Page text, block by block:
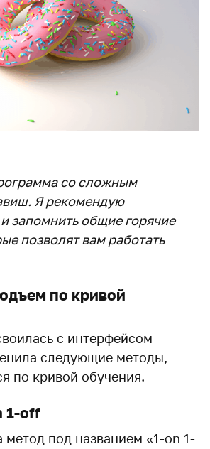
со сложным
Я рекомендую
и запомнить общие горячие
позволят вам работать
по кривой
с интерфейсом
следующие методы,
по кривой обучения.
1-off
метод под названием «1-on 1-